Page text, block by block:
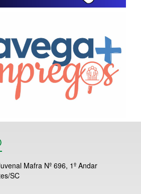
Mafra Nº 696, 1º Andar
SC